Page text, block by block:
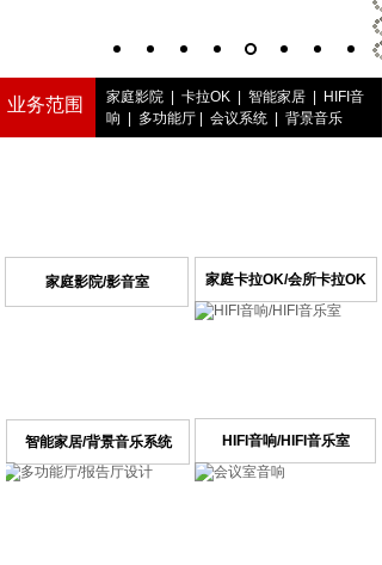
家庭影院 卡拉OK 智能家居
HIFI音
响
多功能厅 会议系统 背景音乐
业务范围
家庭卡拉OK/会所卡拉OK
家庭影院/影音室
HIFI音响/HIFI音乐室
智能家居/背景音乐系统